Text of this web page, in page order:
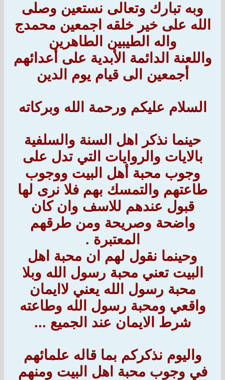
وبه تبارك وتعالى نستعين وصلى
الله على خير خلقه اجمعين محمدج
واله الطيبين الطاهرين
واللعنة الدائمة الأبدية على أعدائهم
أجمعين الى قيام يوم الدين
السلام عليكم ورحمة الله وبركاته
حينما نذكر اهل السنة والسلفية
بالايات والروايات التي تدل على
وجوب محبة أهل البيت ووجوب
طاعتهم والتمسك بهم فلا نرى لها
قبول عندهم للاسف وان كان
واضحة وصريحة ومن طرقهم
المعتبرة .
وحينما نقول لهم ان محبة اهل
البيت تعني محبة رسول الله وبلا
محبة رسول الله يعني لاايمان
واقعي ومحبة رسول الله وطاعته
شرط الايمان عند الجميع ...
واليوم نذكركم بما قاله علمائهم
في وجوب محبة اهل البيت ومنهم